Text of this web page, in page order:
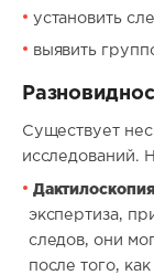
установить
выявить
Существует
исследований.
Дактилоскопия
экспертиза,
следов, они
после того,